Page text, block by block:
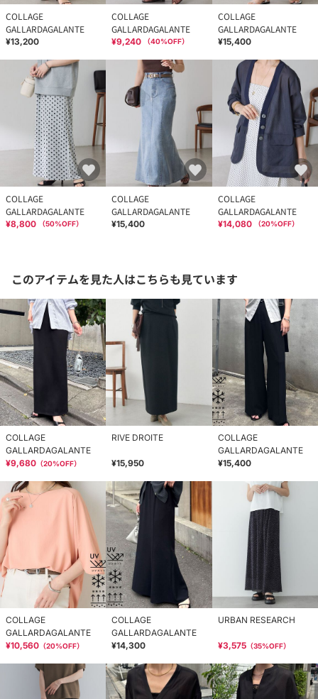
COLLAGE
GALLARDAGALANTE
¥13,200
COLLAGE
GALLARDAGALANTE
¥9,240 （40%OFF）
COLLAGE
GALLARDAGALANTE
¥15,400
COLLAGE
GALLARDAGALANTE
¥8,800 （50%OFF）
COLLAGE
GALLARDAGALANTE
¥15,400
COLLAGE
GALLARDAGALANTE
¥14,080 （20%OFF）